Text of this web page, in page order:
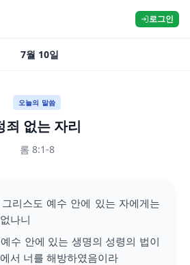
로그인
7월 10일
오늘의 말씀
죄 없는 자리
롬 8:1-8
리스도 예수 안에 있는 자에게는
나니
수 안에 있는 생명의 성령의 법이
서 너를 해방하였음이라